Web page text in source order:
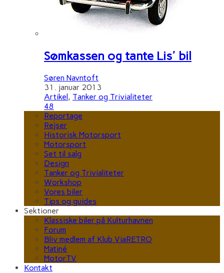
Sømkassen og tante Lis' bil
Søren Navntoft
31. januar 2013
Artikel, Tanker og Trivialiteter
48
Reportage
Rejser
Historisk Motorsport
Motorsport
Set til salg
Design
Tanker og Trivialiteter
Workshop
Vores biler
Tips og guides
Sektioner
Klassiske biler på Kulturhavnen
Forum
Bliv medlem af Klub ViaRETRO
Matiné
MotorTV
Kontakt